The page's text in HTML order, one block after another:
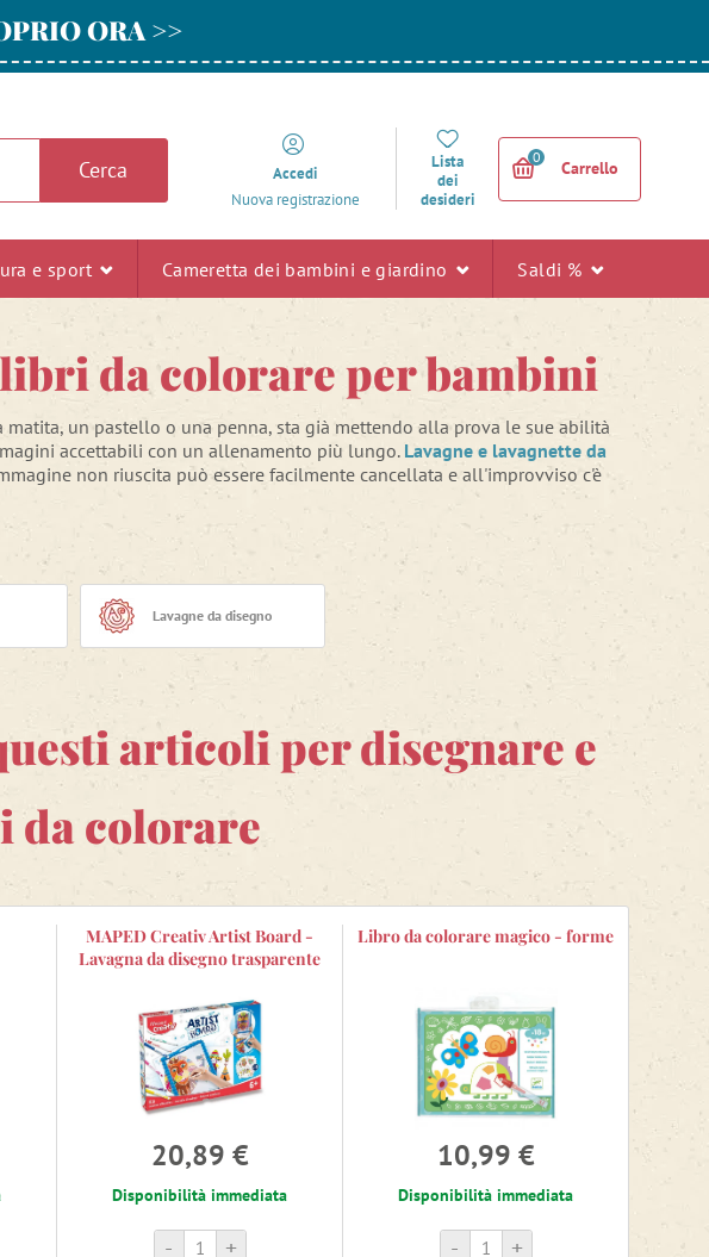
ORA >>
Cerca
Accedi
Nuova registrazione
Lista
dei
desideri
0
Carrello
e sport Cameretta dei bambini e giardino Saldi %
da colorare per bambini
un pastello o una penna, sta già mettendo alla prova le sue abilità
accettabili con un allenamento più lungo.Lavagne e lavagnette da
non riuscita può essere facilmente cancellata e all'improvviso c'è
dai
disegni da colorare
Il Mondo di Agata non sarebbe un mondo
dei semplici disegni da colorare per te.
I nostri sono in grado di far
e alcuni di essi sono ricoperti di velluto nero
. Altri, una volta colorati,
, marionette da dito, puzzle di memoria o piccole scatole regalo
Lavagne da disegno
articoli per disegnare e
da colorare
MAPED Creativ Artist Board -
Lavagna da disegno trasparente
20,89 €
Disponibilità immediata
+
-
Libro da colorare magico - forme
10,99 €
Disponibilità immediata
+
-